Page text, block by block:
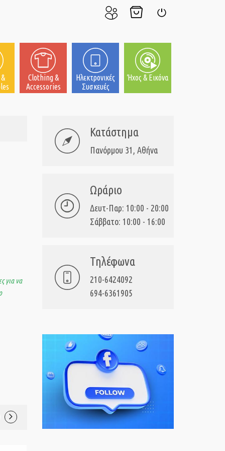
μου
Clothing &
Accessories
Ηλεκτρονικές
Συσκευές
Ήχος & Εικόνα
για να
Κατάστημα
Πανόρμου 31, Αθήνα
Ωράριο
Δευτ-Παρ: 10:00 - 20:00
Σάββατο: 10:00 - 16:00
Τηλέφωνα
210-6424092
694-6361905